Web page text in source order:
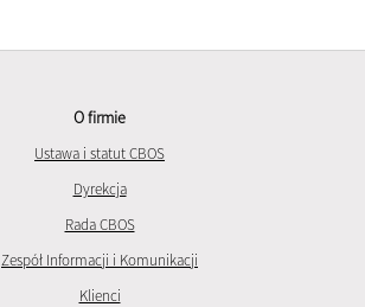
O firmie
Ustawa i statut CBOS
Dyrekcja
Rada CBOS
Zespół Informacji i Komunikacji
Klienci